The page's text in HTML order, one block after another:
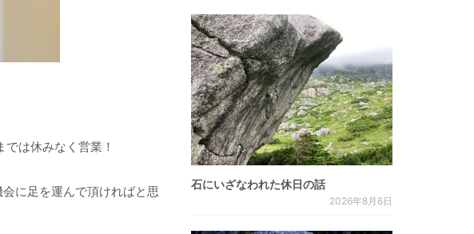
は休みなく営業！
に足を運んで頂ければと思
石にいざなわれた休日の話
2026年8月6日